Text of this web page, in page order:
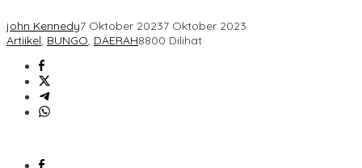
john Kennedy7 Oktober 20237 Oktober 2023
Artiikel, BUNGO, DAERAH8800 Dilihat